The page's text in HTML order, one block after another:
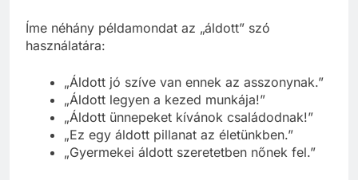
Íme néhány példamondat az „áldott” szó
használatára:
„Áldott jó szíve van ennek az asszonynak.”
„Áldott legyen a kezed munkája!”
„Áldott ünnepeket kívánok családodnak!”
„Ez egy áldott pillanat az életünkben.”
„Gyermekei áldott szeretetben nőnek fel.”